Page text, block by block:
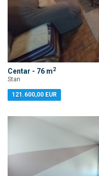
Centar - 76 m2
Stan
121.600,00 EUR